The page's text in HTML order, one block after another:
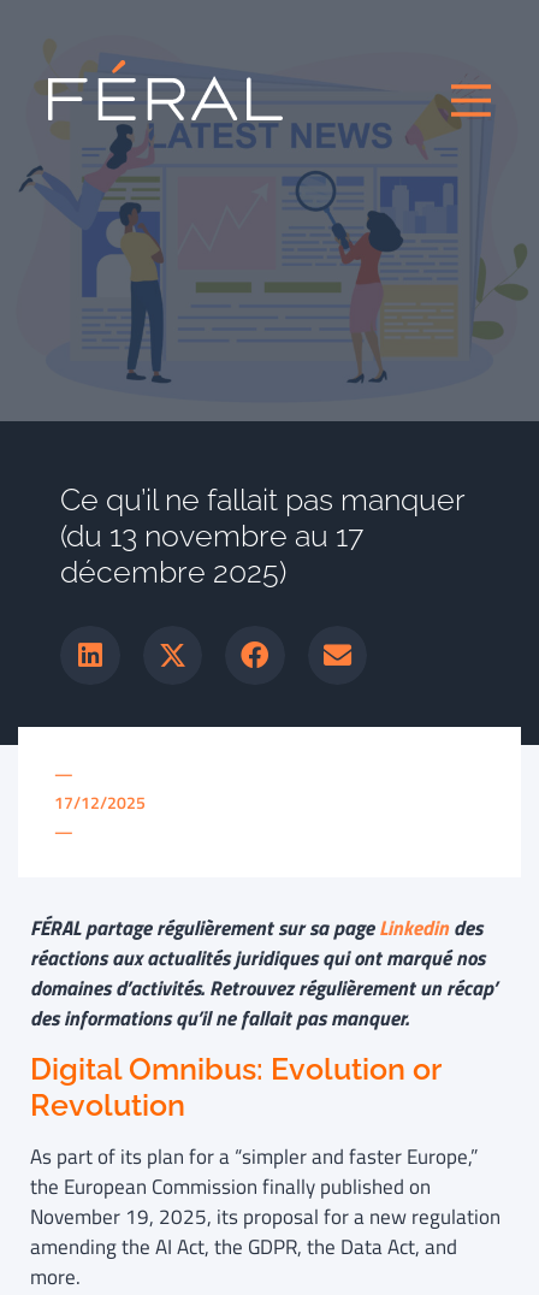
Ce qu’il ne fallait pas manquer
(du 13 novembre au 17
décembre 2025)
—
17/12/2025
—
FÉRAL partage régulièrement sur sa pageLinkedindes
réactions aux actualités juridiques qui ont marqué nos
domaines d’activités. Retrouvez régulièrement un récap’
des informations qu’il ne fallait pas manquer.
Digital Omnibus: Evolution or
Revolution
As part of its plan for a “simpler and faster Europe,”
the European Commission finally published on
November 19, 2025, its proposal for a new regulation
amending the AI Act, the GDPR, the Data Act, and
more.